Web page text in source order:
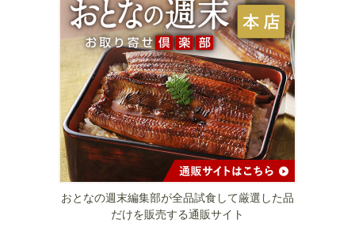
おとなの週末編集部が全品試食して厳選した品
だけを販売する通販サイト